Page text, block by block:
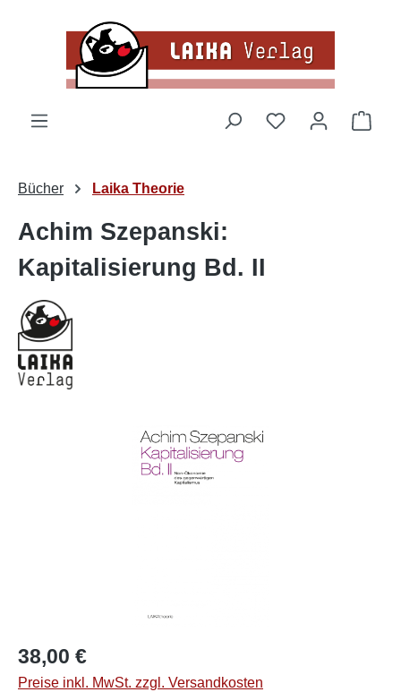
Zum Hauptinhalt springen
Du hast 0
Bücher Laika Theorie
Achim Szepanski:
Kapitalisierung Bd. II
Regulärer Preis:
38,00 €
Preise inkl. MwSt. zzgl. Versandkosten